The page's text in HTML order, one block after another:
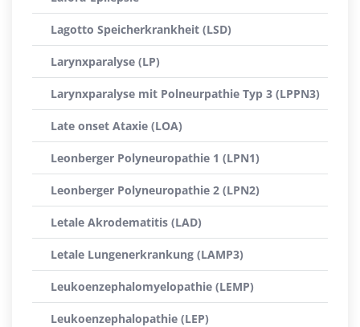
Lagotto Speicherkrankheit (LSD)
Larynxparalyse (LP)
Larynxparalyse mit Polneurpathie Typ 3 (LPPN3)
Late onset Ataxie (LOA)
Leonberger Polyneuropathie 1 (LPN1)
Leonberger Polyneuropathie 2 (LPN2)
Letale Akrodematitis (LAD)
Letale Lungenerkrankung (LAMP3)
Leukoenzephalomyelopathie (LEMP)
Leukoenzephalopathie (LEP)